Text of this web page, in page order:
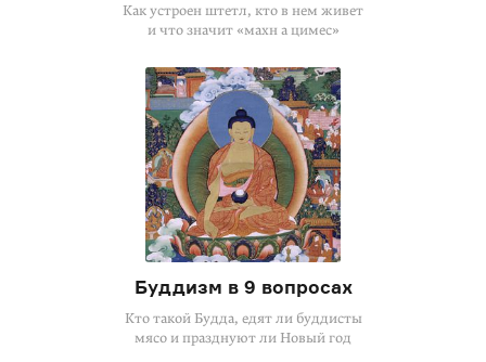
Как устроен штетл, кто в нем живет
и что значит «махн а цимес»
Буддизм в 9 вопросах
Кто такой Будда, едят ли буддисты
мясо и празднуют ли Новый год